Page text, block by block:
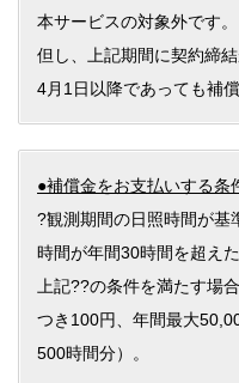
本サービスの対象外です。
但し、上記期間に契約締
4月1日以降であっても補
●補償金をお支払いする条
?観測期間の日照時間が
時間が年間30時間を超え
上記??の条件を満たす場
つき100円、年間最大
500時間分）。